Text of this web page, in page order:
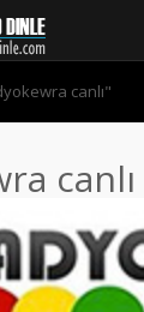
canlı"
canlı